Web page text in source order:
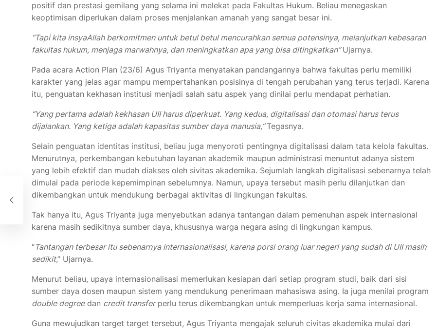
positif dan prestasi gemilang yang selama ini melekat pada Fakultas Hukum. Beliau menegaskan
keoptimisan diperlukan dalam proses menjalankan amanah yang sangat besar ini.
“Tapi kita insyaAllah berkomitmen untuk betul betul mencurahkan semua potensinya, melanjutkan kebesaran
fakultas hukum, menjaga marwahnya, dan meningkatkan apa yang bisa ditingkatkan”Ujarnya.
Pada acara Action Plan (23/6) Agus Triyanta menyatakan pandangannya bahwa fakultas perlu memiliki
karakter yang jelas agar mampu mempertahankan posisinya di tengah perubahan yang terus terjadi. Karena
itu, penguatan kekhasan institusi menjadi salah satu aspek yang dinilai perlu mendapat perhatian.
“Yang pertama adalah kekhasan UII harus diperkuat. Yang kedua, digitalisasi dan otomasi harus terus
dijalankan. Yang ketiga adalah kapasitas sumber daya manusia,”Tegasnya.
Selain penguatan identitas institusi, beliau juga menyoroti pentingnya digitalisasi dalam tata kelola fakultas.
Menurutnya, perkembangan kebutuhan layanan akademik maupun administrasi menuntut adanya sistem
yang lebih efektif dan mudah diakses oleh sivitas akademika. Sejumlah langkah digitalisasi sebenarnya telah
dimulai pada periode kepemimpinan sebelumnya. Namun, upaya tersebut masih perlu dilanjutkan dan
dikembangkan untuk mendukung berbagai aktivitas di lingkungan fakultas.
Tak hanya itu, Agus Triyanta juga menyebutkan adanya tantangan dalam pemenuhan aspek internasional
karena masih sedikitnya sumber daya, khususnya warga negara asing di lingkungan kampus.
“Tantangan terbesar itu sebenarnya internasionalisasi, karena porsi orang luar negeri yang sudah di UII masih
sedikit,” Ujarnya.
Menurut beliau, upaya internasionalisasi memerlukan kesiapan dari setiap program studi, baik dari sisi
sumber daya dosen maupun sistem yang mendukung penerimaan mahasiswa asing. Ia juga menilai program
double degreedan credit transferperlu terus dikembangkan untuk memperluas kerja sama internasional.
Guna mewujudkan target target tersebut, Agus Triyanta mengajak seluruh civitas akademika mulai dari